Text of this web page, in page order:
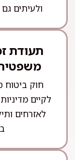
ולעיתים
תעודת
חוק ביטוח
לקיים
לאזרחים